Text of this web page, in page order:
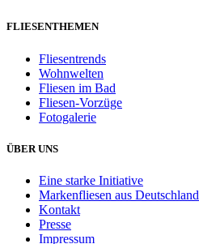
FLIESENTHEMEN
Fliesentrends
Wohnwelten
Fliesen im Bad
Fliesen-Vorzüge
Fotogalerie
ÜBER UNS
Eine starke Initiative
Markenfliesen aus Deutschland
Kontakt
Presse
Impressum